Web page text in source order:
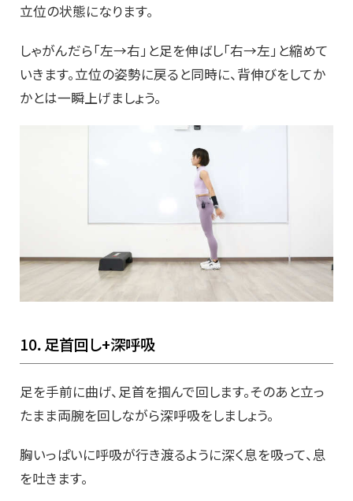
立位の状態になります。
しゃがんだら「左→右」と足を伸ばし「右→左」と縮めて
いきます。立位の姿勢に戻ると同時に、背伸びをしてか
かとは一瞬上げましょう。
10．足首回し+深呼吸
足を手前に曲げ、足首を掴んで回します。そのあと立っ
たまま両腕を回しながら深呼吸をしましょう。
胸いっぱいに呼吸が行き渡るように深く息を吸って、息
を吐きます。